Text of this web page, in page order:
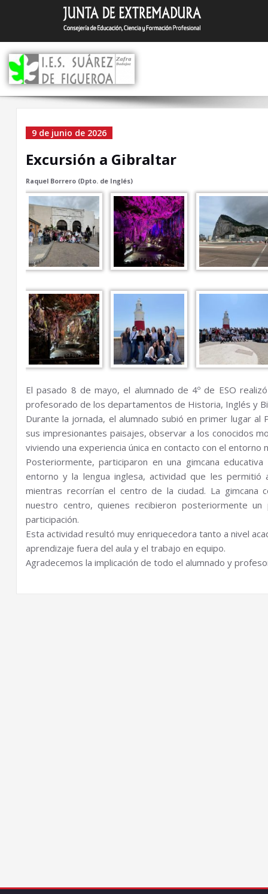
Saltar
contenido
Excursión a Gibraltar
9 de junio de 2026
Excursión a Gibraltar
Raquel Borrero (Dpto. de Inglés)
El pasado 8 de mayo, el alumnado de 4º de ESO
profesorado de los departamentos de Historia, Inglés y
Durante la jornada, el alumnado subió en primer lugar
sus impresionantes paisajes, observar a los conocidos
viviendo una experiencia única en contacto con el entorno
Posteriormente, participaron en una gimcana
entorno y la lengua inglesa, actividad que les permitió
mientras recorrían el centro de la ciudad. La gimcana
nuestro centro, quienes recibieron posteriormente
participación.
Esta actividad resultó muy enriquecedora tanto a nivel
aprendizaje fuera del aula y el trabajo en equipo.
Agradecemos la implicación de todo el alumnado y